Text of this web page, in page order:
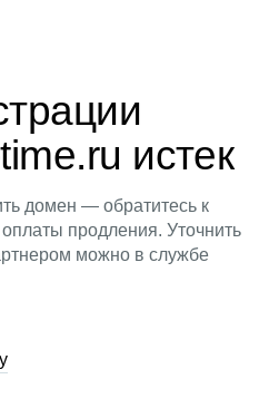
истек
домен — обратитесь к
продления. Уточнить
можно в службе